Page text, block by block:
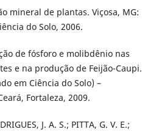
mineral de plantas. Viçosa, MG:
do Solo, 2006.
de fósforo e molibdênio nas
e na produção de Feijão-Caupi.
em Ciência do Solo) –
Fortaleza, 2009.
J. A. S.; PITTA, G. V. E.;